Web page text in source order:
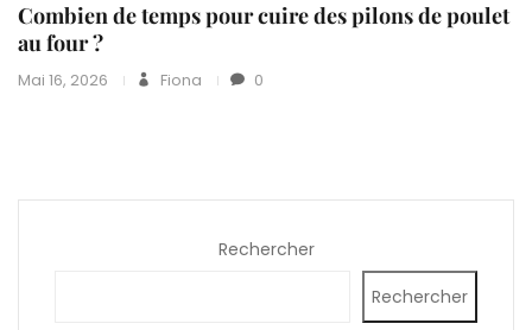
Combien de temps pour cuire des pilons de poulet
au four ?
Mai 16, 2026 Fiona 0
Rechercher
Rechercher